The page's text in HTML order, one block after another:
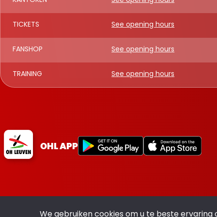
TICKETS See opening hours
FANSHOP See opening hours
TRAINING See opening hours
OHL APP
We gebruiken cookies om u te beste